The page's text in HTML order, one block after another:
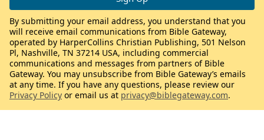
By submitting your email address, you understand that you
will receive email communications from Bible Gateway,
operated by HarperCollins Christian Publishing, 501 Nelson
Pl, Nashville, TN 37214 USA, including commercial
communications and messages from partners of Bible
Gateway. You may unsubscribe from Bible Gateway’s emails
at any time. If you have any questions, please review our
Privacy Policy or email us at privacy@biblegateway.com.